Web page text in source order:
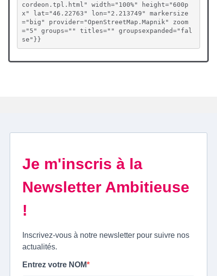
cordeon.tpl.html" width="100%" height="600p
x" lat="46.22763" lon="2.213749" markersize
="big" provider="OpenStreetMap.Mapnik" zoom
="5" groups="" titles="" groupsexpanded="fal
se"}}